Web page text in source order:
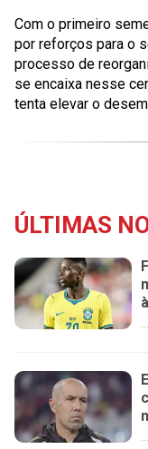
Com o primeiro
por reforços para o
processo de
se encaixa nesse
tenta elevar o
ÚLTIMAS
...
...